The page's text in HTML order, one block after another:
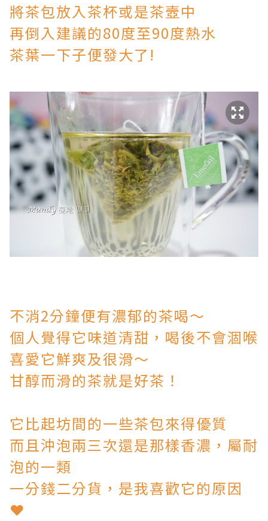
將茶包放入茶杯或是茶壼中
再倒入建議的80度至90度熱水
茶葉一下子便發大了!
不消2分鐘便有濃郁的茶喝～
個人覺得它味道清甜，喝後不會涸喉
喜愛它鮮爽及很滑～
甘醇而滑的茶就是好茶！
它比起坊間的一些茶包來得優質
而且沖泡兩三次還是那樣香濃，屬耐
泡的一類
一分錢二分貨，是我喜歡它的原因
❤